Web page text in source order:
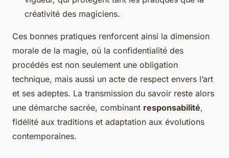
créativité des magiciens.
Ces bonnes pratiques renforcent ainsi la dimension
morale de la magie, où la confidentialité des
procédés est non seulement une obligation
technique, mais aussi un acte de respect envers l’art
et ses adeptes. La transmission du savoir reste alors
une démarche sacrée, combinant responsabilité,
fidélité aux traditions et adaptation aux évolutions
contemporaines.